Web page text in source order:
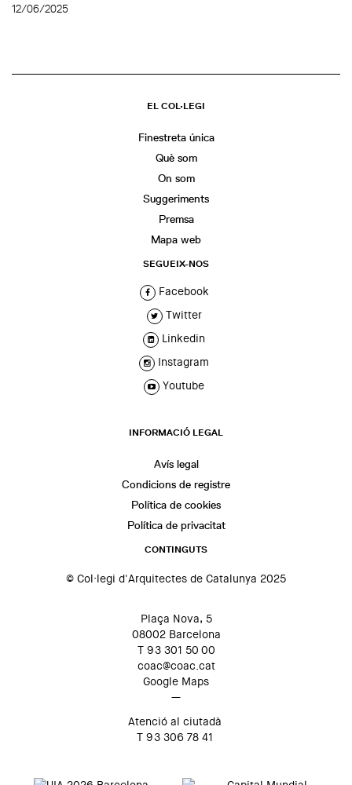
12/06/2025
EL COL·LEGI
Finestreta única
Què som
On som
Suggeriments
Premsa
Mapa web
SEGUEIX-NOS
Facebook
Twitter
Linkedin
Instagram
Youtube
INFORMACIÓ LEGAL
Avís legal
Condicions de registre
Política de cookies
Política de privacitat
CONTINGUTS
© Col·legi d'Arquitectes de Catalunya 2025
Plaça Nova, 5
08002 Barcelona
T 93 301 50 00
coac@coac.cat
Google Maps
—
Atenció al ciutadà
T 93 306 78 41